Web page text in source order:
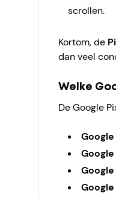
scrollen.
Kortom, de
dan veel
Welke
De Google